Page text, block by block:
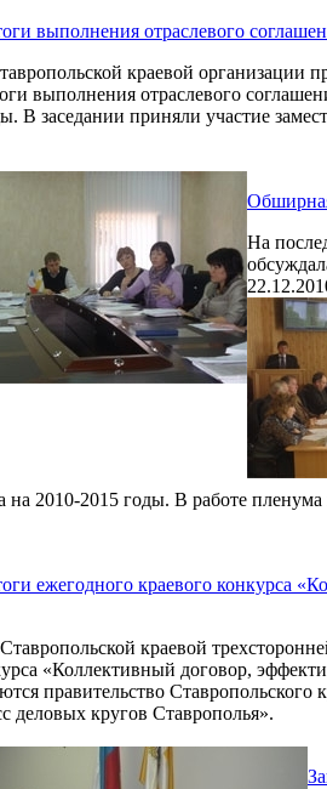
выполнения отраслевого
краевой организации
выполнения отраслевого
В заседании приняли участие
На
на 2010-2015 годы. В работе
ежегодного краевого конкурса
краевой
«Кол­лективный договор,
правительство
деловых кругов Ставрополья».